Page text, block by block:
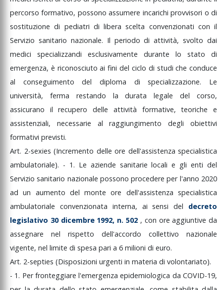
percorsoformativo, possonoassumere incarichiprovvisori odi
sostituzionedi pediatri di liberascelta convenzionati con il
Servizio sanitario nazionale. Il periododiattività,svolto dai
medici specializzandi esclusivamente durante lo stato di
emergenza, è riconosciutoaifinidel ciclo di studicheconduce
al conseguimentodeldiploma dispecializzazione. Le
università, ferma restando laduratalegaledelcorso,
assicurano ilrecuperodelle attività formative,teorichee
assistenziali, necessarie alraggiungimentodegliobiettivi
formativi previsti.
Art. 2-sexies (Incremento delle ore dell'assistenza specialistica
ambulatoriale). - 1. Le aziende sanitarielocalie glientidel
Serviziosanitario nazionale possonoprocedereper l'anno 2020
adun aumento delmonteore dell'assistenzaspecialistica
ambulatoriale convenzionata interna, aisensidel decreto
legislativo 30 dicembre 1992, n.502 , con oreaggiuntiveda
assegnare nel rispetto dell'accordo collettivo nazionale
vigente, nel limite di spesa pari a 6 milioni di euro.
Art. 2-septies (Disposizioni urgenti in materia di volontariato).
- 1. Perfronteggiarel'emergenzaepidemiologica daCOVID-19,